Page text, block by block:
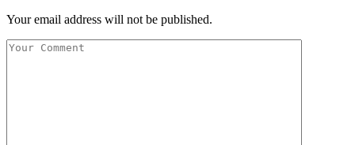
Your email address will not be published.